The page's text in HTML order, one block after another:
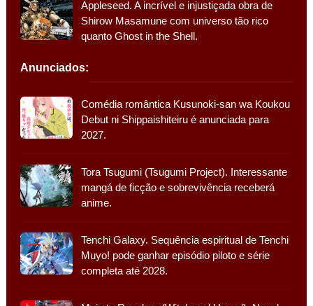
Appleseed. A incrível e injustiçada obra de
Shirow Masamune com universo tão rico
quanto Ghost in the Shell.
Anunciados:
Comédia romântica Kusunoki-san wa Koukou
Debut ni Shippaishiteiru é anunciada para
2027.
Tora Tsugumi (Tsugumi Project). Interessante
mangá de ficção e sobrevivência receberá
anime.
Tenchi Galaxy. Sequência espiritual de Tenchi
Muyo! pode ganhar episódio piloto e série
completa até 2028.